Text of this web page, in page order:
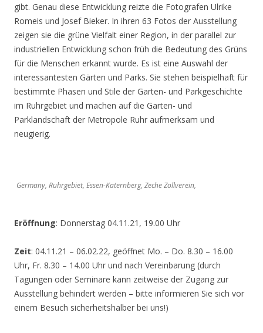
gibt. Genau diese Entwicklung reizte die Fotografen Ulrike
Romeis und Josef Bieker. In ihren 63 Fotos der Ausstellung
zeigen sie die grüne Vielfalt einer Region, in der parallel zur
industriellen Entwicklung schon früh die Bedeutung des Grüns
für die Menschen erkannt wurde. Es ist eine Auswahl der
interessantesten Gärten und Parks. Sie stehen beispielhaft für
bestimmte Phasen und Stile der Garten- und Parkgeschichte
im Ruhrgebiet und machen auf die Garten- und
Parklandschaft der Metropole Ruhr aufmerksam und
neugierig.
Germany, Ruhrgebiet, Essen-Katernberg, Zeche Zollverein,
Eröffnung: Donnerstag 04.11.21, 19.00 Uhr
Zeit: 04.11.21 – 06.02.22, geöffnet Mo. – Do. 8.30 – 16.00
Uhr, Fr. 8.30 – 14.00 Uhr und nach Vereinbarung (durch
Tagungen oder Seminare kann zeitweise der Zugang zur
Ausstellung behindert werden – bitte informieren Sie sich vor
einem Besuch sicherheitshalber bei uns!)